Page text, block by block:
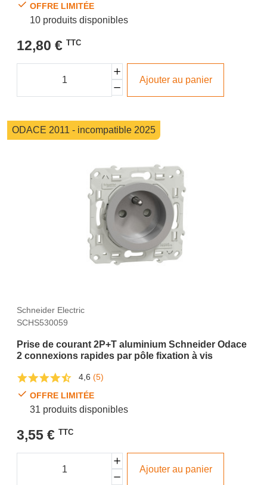
OFFRE LIMITÉE
10 produits disponibles
12,80 € TTC
Ajouter au panier
ODACE 2011 - incompatible 2025
Schneider Electric
SCHS530059
Prise de courant 2P+T aluminium Schneider Odace
2 connexions rapides par pôle fixation à vis
4,6 (5)
OFFRE LIMITÉE
31 produits disponibles
3,55 € TTC
Ajouter au panier